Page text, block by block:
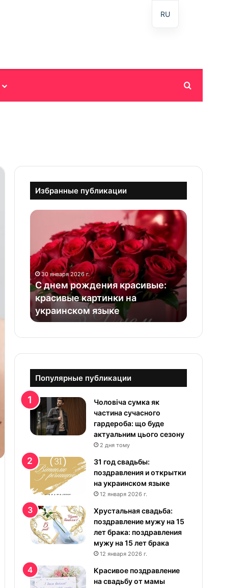
Избранные публикации
С
м
р
о
ж
д
е
н
к
с
и
в
е
к
р
а
и
в
ы
е
к
т
и
30 января 2026 г.
С днем рождения красивые:
красивые картинки на
украинском языке
Популярные публикации
Чоловіча сумка як
частина сучасного
гардероба: що буде
актуальним цього сезону
2 дня тому
31 год свадьбы:
поздравления и открытки
на украинском языке
12 января 2026 г.
Хрустальная свадьба:
поздравление мужу на 15
лет брака: поздравления
мужу на 15 лет брака
12 января 2026 г.
Красивое поздравление
на свадьбу от мамы
RU